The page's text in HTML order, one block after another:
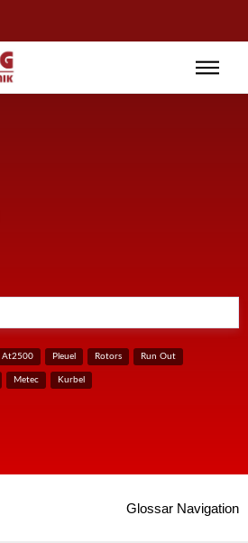
At2500 Pleuel Rotors Run Out
Metec Kurbel
Glossar Navigation